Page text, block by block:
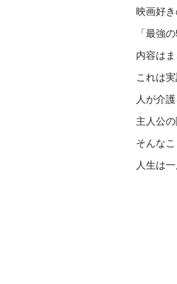
映画好
「最強
内容は
これは
人が介
主人公
そんな
人生は